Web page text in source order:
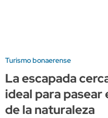
Turismo bonaerense
La escapada
ideal para
de la naturaleza